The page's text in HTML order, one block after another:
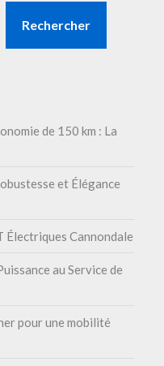
Rechercher
de 150 km : La
et Élégance
Électriques Cannondale
au Service de
pour une mobilité